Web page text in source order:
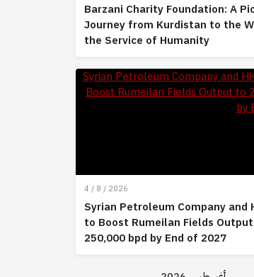
Barzani Charity Foundation: A
Journey from Kurdistan to the
the Service of Humanity
4 / 8 / 2026
Syrian Petroleum Company and
to Boost Rumeilan Fields
250,000 bpd by End of 2027